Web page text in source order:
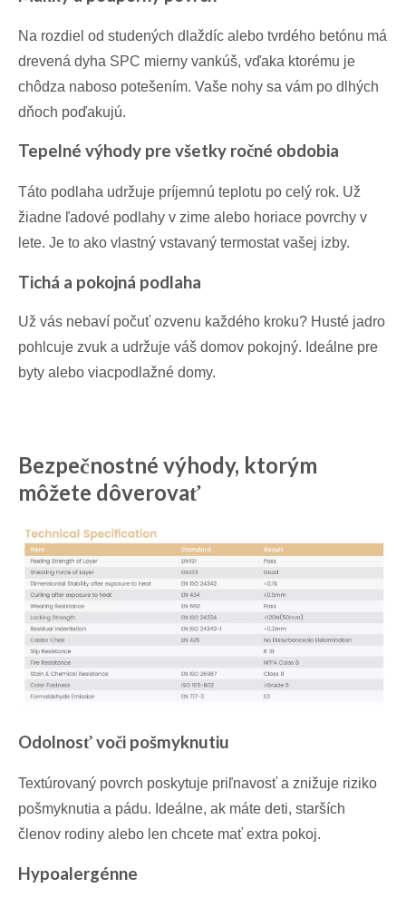
Na rozdiel od studených dlaždíc alebo tvrdého betónu má
drevená dyha SPC mierny vankúš, vďaka ktorému je
chôdza naboso potešením. Vaše nohy sa vám po dlhých
dňoch poďakujú.
Tepelné výhody pre všetky ročné obdobia
Táto podlaha udržuje príjemnú teplotu po celý rok. Už
žiadne ľadové podlahy v zime alebo horiace povrchy v
lete. Je to ako vlastný vstavaný termostat vašej izby.
Tichá a pokojná podlaha
Už vás nebaví počuť ozvenu každého kroku? Husté jadro
pohlcuje zvuk a udržuje váš domov pokojný. Ideálne pre
byty alebo viacpodlažné domy.
Bezpečnostné výhody, ktorým
môžete dôverovať
Odolnosť voči pošmyknutiu
Textúrovaný povrch poskytuje priľnavosť a znižuje riziko
pošmyknutia a pádu. Ideálne, ak máte deti, starších
členov rodiny alebo len chcete mať extra pokoj.
Hypoalergénne